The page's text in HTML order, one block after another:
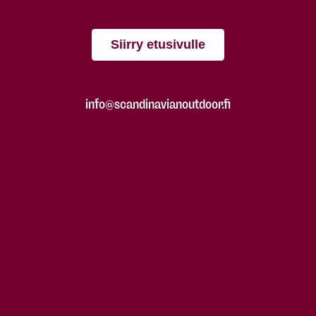
Siirry etusivulle
info@scandinavianoutdoor.fi